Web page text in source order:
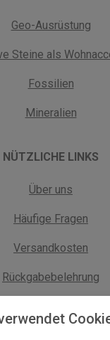
Geo-Ausrüstung
Steine als
Fossilien
Mineralien
NÜTZLICHE LINKS
Über uns
Häufige Fragen
Versandkosten
Rückgabebelehrung